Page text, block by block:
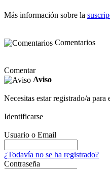
Más información sobre la
Comentarios
Comentar
Aviso
Necesitas estar registrado/a
Identificarse
Usuario o Email
¿Todavía no se ha registrado?
Contraseña